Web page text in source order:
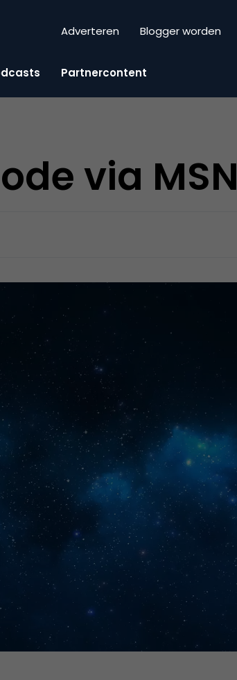
Adverteren Blogger worden
Partnercontent
via MSN